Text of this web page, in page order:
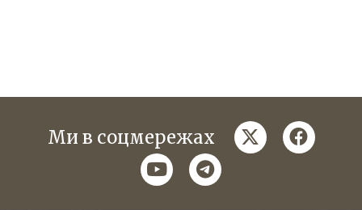
Ми в соцмережах twitter
youtubetelegram